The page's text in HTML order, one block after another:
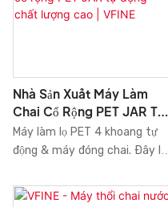
được mở rộng đáng kể khi
những ưu điểm của nó dần
Servo Máy thổi khuôn Bình
nước nhựa Pet tự động hoàn
toàn của chúng tôi được sử
dụng rộng rãi.
Nhà Sản Xuất Máy Làm
Chai Cổ Rộng PET JAR Tự
Động Chất Lượng Cao |
VFINE
Máy làm lọ PET 4 khoang tự
động & máy đóng chai. Đây là
động tốc độ cao, điều khiển